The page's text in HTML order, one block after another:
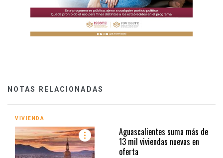
NOTAS RELACIONADAS
VIVIENDA
Aguascalientes suma más de
13 mil viviendas nuevas en
oferta